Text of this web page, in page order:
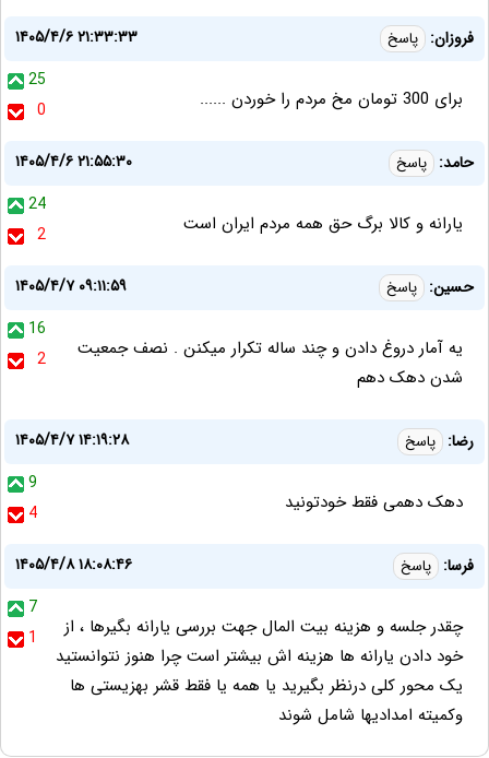
فروزان: پاسخ
۱۴۰۵/۴/۶ ۲۱:۳۳:۳۳
25
0
برای 300 تومان مخ مردم را خوردن ......
حامد: پاسخ
۱۴۰۵/۴/۶ ۲۱:۵۵:۳۰
24
2
یارانه و کالا برگ حق همه مردم ایران است
حسین: پاسخ
۱۴۰۵/۴/۷ ۰۹:۱۱:۵۹
16
2
یه آمار دروغ دادن و چند ساله تکرار میکنن . نصف جمعیت
شدن دهک دهم
رضا: پاسخ
۱۴۰۵/۴/۷ ۱۴:۱۹:۲۸
9
4
دهک دهمی فقط خودتونید
فرسا: پاسخ
۱۴۰۵/۴/۸ ۱۸:۰۸:۴۶
7
1
چقدر جلسه و هزینه بیت المال جهت بررسی یارانه بگیرها ، از
خود دادن یارانه ها هزینه اش بیشتر است چرا هنوز نتوانستید
یک محور کلی درنظر بگیرید یا همه یا فقط قشر بهزیستی ها
وکمیته امدادیها شامل شوند